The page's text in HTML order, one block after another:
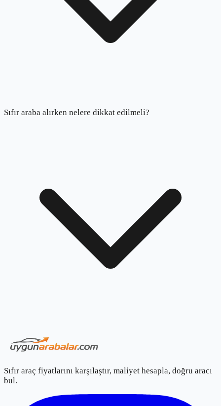
Sıfır araba alırken nelere dikkat edilmeli?
Sıfır araç fiyatlarını karşılaştır, maliyet hesapla, doğru aracı
bul.